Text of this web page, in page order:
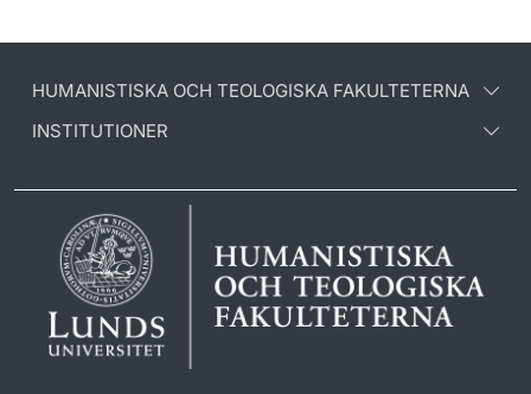
HUMANISTISKA OCH TEOLOGISKA FAKULTETERNA
INSTITUTIONER